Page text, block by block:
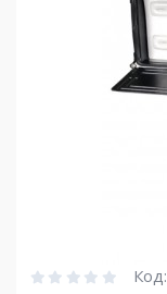
Код: